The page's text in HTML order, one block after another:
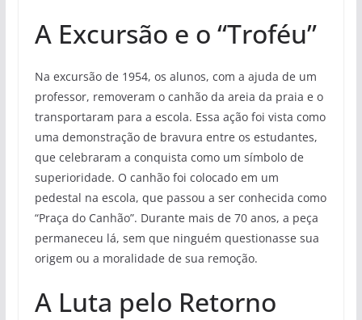
A Excursão e o “Troféu”
Na excursão de 1954, os alunos, com a ajuda de um
professor, removeram o canhão da areia da praia e o
transportaram para a escola. Essa ação foi vista como
uma demonstração de bravura entre os estudantes,
que celebraram a conquista como um símbolo de
superioridade. O canhão foi colocado em um
pedestal na escola, que passou a ser conhecida como
“Praça do Canhão”. Durante mais de 70 anos, a peça
permaneceu lá, sem que ninguém questionasse sua
origem ou a moralidade de sua remoção.
A Luta pelo Retorno